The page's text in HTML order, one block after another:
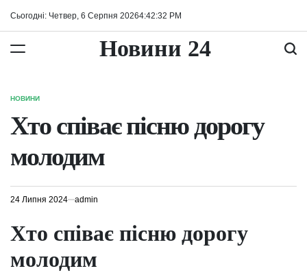
Сьогодні: Четвер, 6 Серпня 20264:42:33 PM
Новини 24
ОПУБЛІКУВАТИ
НОВИНИ
Хто співає пісню дорогу
молодим
24 Липня 2024 admin
Хто співає пісню дорогу
молодим